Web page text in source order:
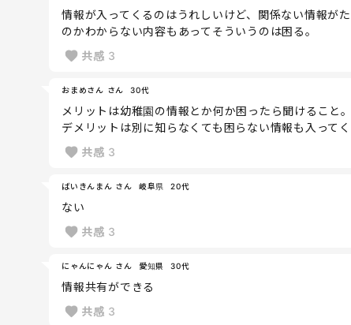
情報が入ってくるのはうれしいけど、関係ない情報が
のかわからない内容もあってそういうのは困る。
共感 3
おまめさん さん 30代
メリットは幼稚園の情報とか何か困ったら聞けること。
デメリットは別に知らなくても困らない情報も入ってく
共感 3
ばいきんまん さん 岐阜県 20代
ない
共感 3
にゃんにゃん さん 愛知県 30代
情報共有ができる
共感 3